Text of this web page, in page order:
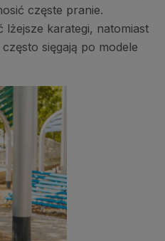
częste pranie.
karategi, natomiast
sięgają po modele